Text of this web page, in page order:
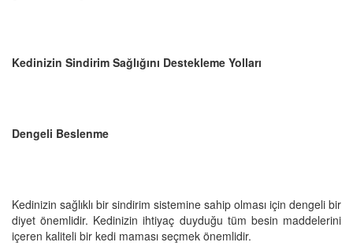
Kedinizin Sindirim Sağlığını Destekleme Yolları
Dengeli Beslenme
Kedinizin sağlıklı bir sindirim sistemine sahip olması için dengeli bir
diyet önemlidir. Kedinizin ihtiyaç duyduğu tüm besin maddelerini
içeren kaliteli bir kedi maması seçmek önemlidir.